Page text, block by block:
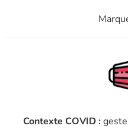
Contexte COVID :